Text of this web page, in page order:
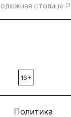
столица
16+
Политика